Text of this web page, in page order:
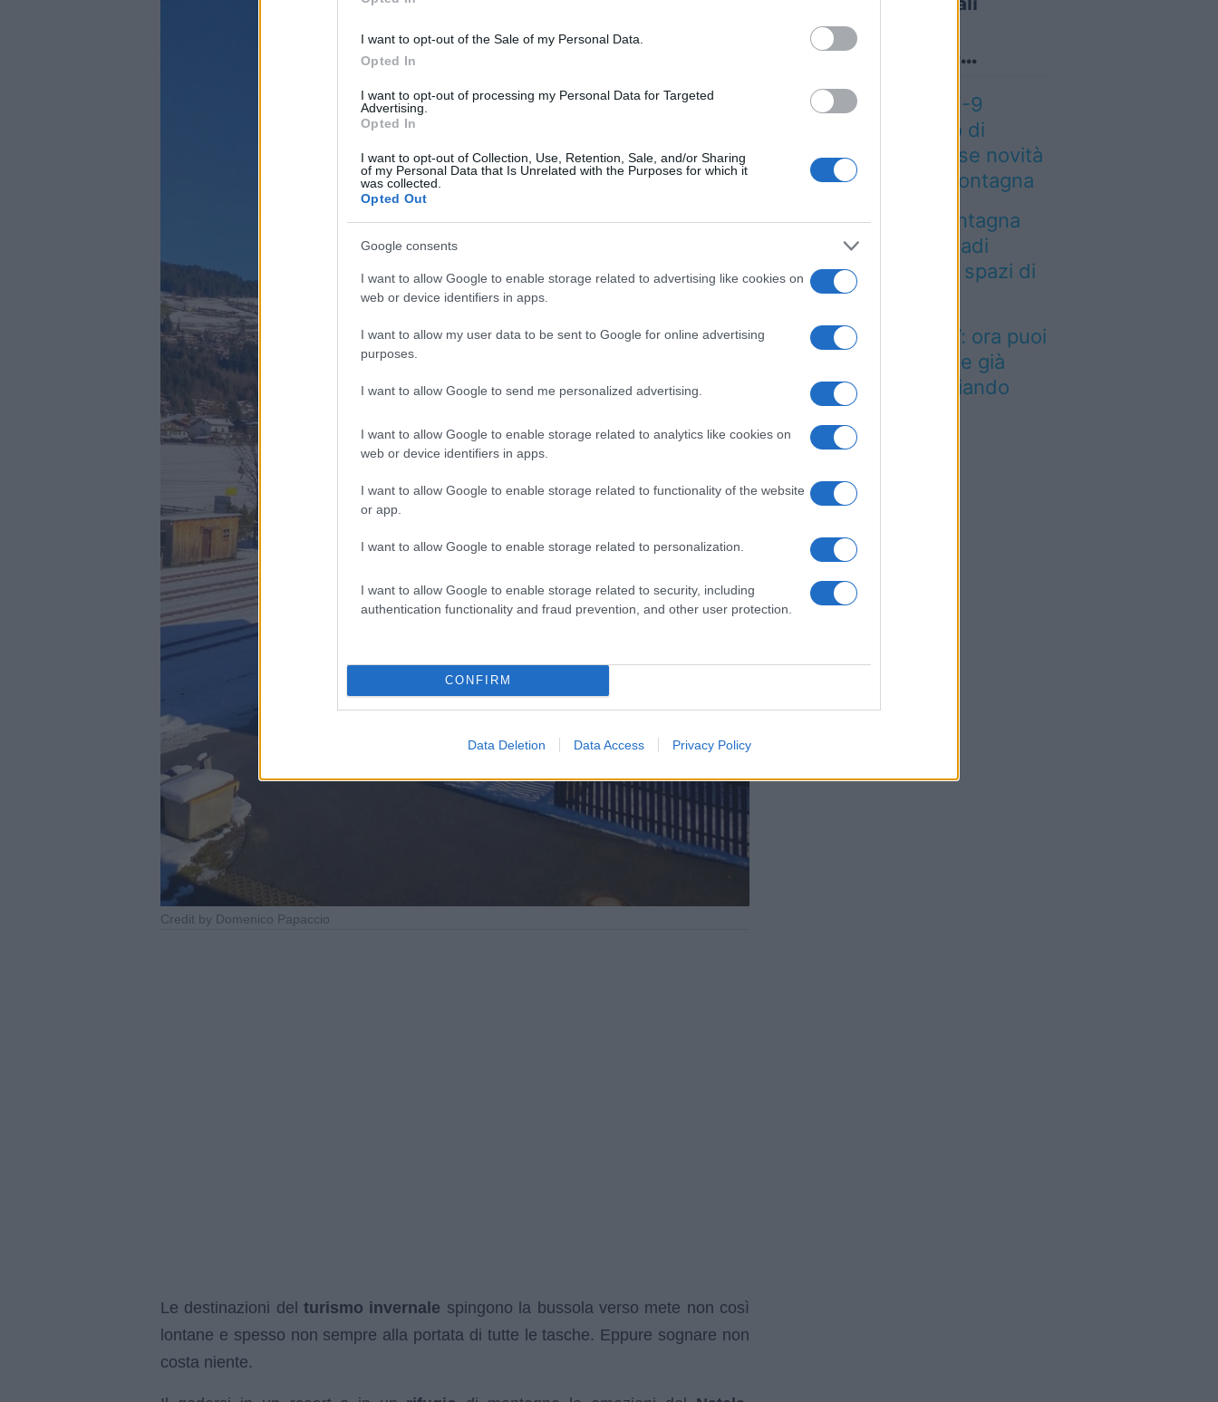
I want to opt-out of the Sale of my Personal Data.
Opted In
I want to opt-out of processing my Personal Data for Targeted
Advertising.
Opted In
I want to opt-out of Collection, Use, Retention, Sale, and/or Sharing
of my Personal Data that Is Unrelated with the Purposes for which it
was collected.
Opted Out
Google consents
I want to allow Google to enable storage related to advertising like cookies on
web or device identifiers in apps.
I want to allow my user data to be sent to Google for online advertising
purposes.
I want to allow Google to send me personalized advertising.
I want to allow Google to enable storage related to analytics like cookies on
web or device identifiers in apps.
I want to allow Google to enable storage related to functionality of the website
or app.
I want to allow Google to enable storage related to personalization.
I want to allow Google to enable storage related to security, including
authentication functionality and fraud prevention, and other user protection.
CONFIRM
Data Deletion Data Access Privacy Policy
Credit by Domenico Papaccio
Le destinazioni delturismo invernale spingono la bussola verso mete non così
lontane e spesso non sempre alla portata di tutte le tasche. Eppure sognare non
costa niente.
Lo sapevi che...
Meteo weekend 7-9
agosto: il secondo di
agosto porta grosse novità
per chi andrà in montagna
Una località di montagna
vuole attirare nomadi
digitali con case e spazi di
co-working
“Vinted dei viaggi”: ora puoi
acquistare vacanze già
prenotate risparmiando
centinaia di euro